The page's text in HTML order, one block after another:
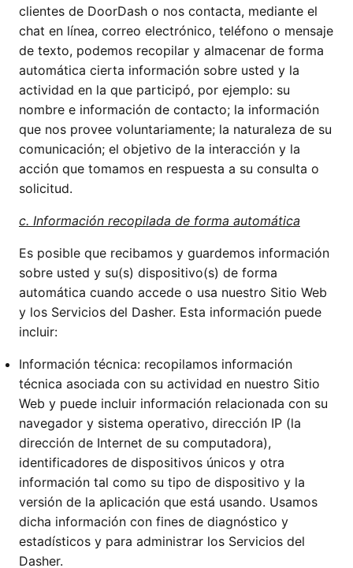
clientes de DoorDash o nos contacta, mediante el
chat en línea, correo electrónico, teléfono o mensaje
de texto, podemos recopilar y almacenar de forma
automática cierta información sobre usted y la
actividad en la que participó, por ejemplo: su
nombre e información de contacto; la información
que nos provee voluntariamente; la naturaleza de su
comunicación; el objetivo de la interacción y la
acción que tomamos en respuesta a su consulta o
solicitud.
c. Información recopilada de forma automática
Es posible que recibamos y guardemos información
sobre usted y su(s) dispositivo(s) de forma
automática cuando accede o usa nuestro Sitio Web
y los Servicios del Dasher. Esta información puede
incluir:
Información técnica: recopilamos información
técnica asociada con su actividad en nuestro Sitio
Web y puede incluir información relacionada con su
navegador y sistema operativo, dirección IP (la
dirección de Internet de su computadora),
identificadores de dispositivos únicos y otra
información tal como su tipo de dispositivo y la
versión de la aplicación que está usando. Usamos
dicha información con fines de diagnóstico y
estadísticos y para administrar los Servicios del
Dasher.